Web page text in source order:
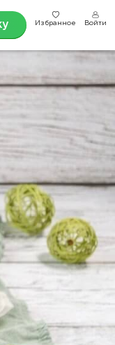
Избранное Войти